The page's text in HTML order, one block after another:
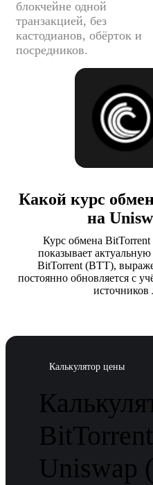
блокчейне одной
транзакцией, без
кастодианов, обёрток и
посредников.
Какой курс
на
Курс обмена
показывает
BitTorrent (BTT),
постоянно обновляется с
источников
Калькулятор цены
Uniswap